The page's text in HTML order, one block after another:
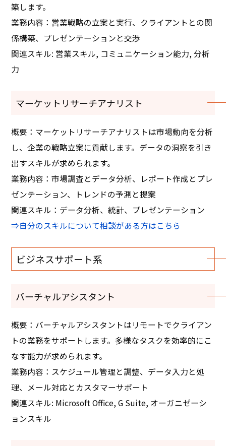
築します。
業務内容：営業戦略の立案と実行、クライアントとの関
係構築、プレゼンテーションと交渉
関連スキル: 営業スキル, コミュニケーション能力, 分析
力
マーケットリサーチアナリスト
概要：マーケットリサーチアナリストは市場動向を分析
し、企業の戦略立案に貢献します。データの洞察を引き
出すスキルが求められます。
業務内容：市場調査とデータ分析、レポート作成とプレ
ゼンテーション、トレンドの予測と提案
関連スキル：データ分析、統計、プレゼンテーション
⇒自分のスキルについて相談がある方はこちら
ビジネスサポート系
バーチャルアシスタント
概要：バーチャルアシスタントはリモートでクライアン
トの業務をサポートします。多様なタスクを効率的にこ
なす能力が求められます。
業務内容：スケジュール管理と調整、データ入力と処
理、メール対応とカスタマーサポート
関連スキル: Microsoft Office, G Suite, オーガニゼーシ
ョンスキル